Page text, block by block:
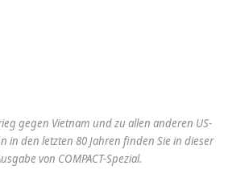
gegen Vietnam und zu allen anderen US-
in den letzten 80 Jahren finden Sie in dieser
von COMPACT-Spezial.